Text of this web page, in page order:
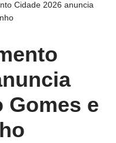
Cidade 2026 anuncia
Gomes e